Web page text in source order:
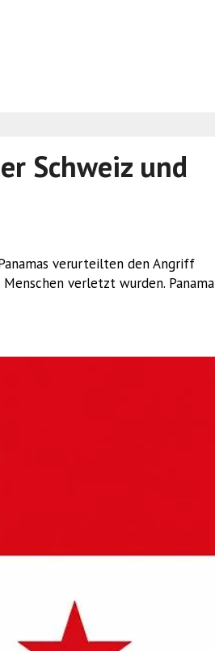
Schweiz und
verurteilten den Angriff
verletzt wurden. Panama